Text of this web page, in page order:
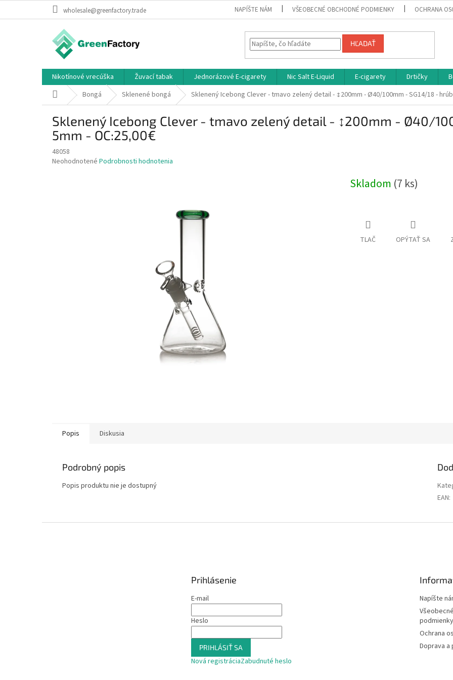
wholesale@greenfactory.trade NAPÍŠTE NÁM VŠEOBECNÉ OBCHODNÉ PODMIENKY OCHRANA
HĽADAŤ
Nikotínové vrecúška Žuvací tabak Jednorázové E-cigarety Nic Salt E-Liquid E-cigarety Drtičky
DomovBongá Sklenené bongá Sklenený Icebong Clever - tmavo zelený detail - ↕200mm - Ø40/100mm - SG14/18 -
Sklenený Icebong Clever - tmavo zelený detail - ↕200mm - Ø40/
5mm - OC:25,00€
48058
Priemerné
Neohodnotené Podrobnosti hodnotenia
Skladom (7 ks)
TLAČ OPÝTAŤ SA
Popis Diskusia
Podrobný popis
Popis produktu nie je dostupný
EAN:
Prihlásenie
E-mail
Heslo
PRIHLÁSIŤ SA
Nová registráciaZabudnuté heslo
Napíšte
podmienky
Ochrana
Doprava a